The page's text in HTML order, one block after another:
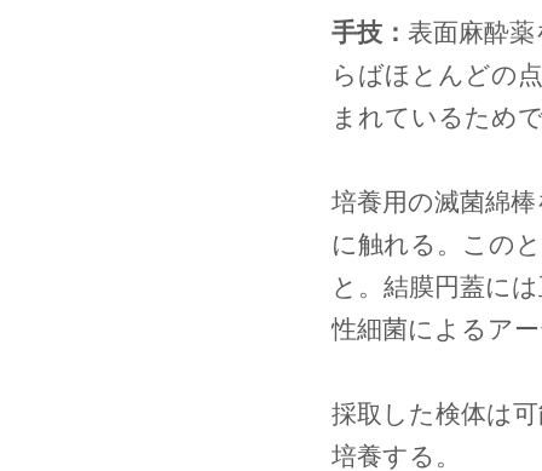
手技： 表面麻酔
らばほとんどの
まれているため
培養用の滅菌綿
に触れる。この
と。結膜円蓋に
性細菌によるア
採取した検体は
培養する。